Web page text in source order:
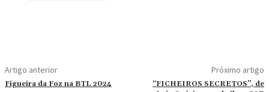
Artigo anterior
Figueira da Foz na BTL 2024
Próximo artigo
“FICHEIROS SECRETOS”, de